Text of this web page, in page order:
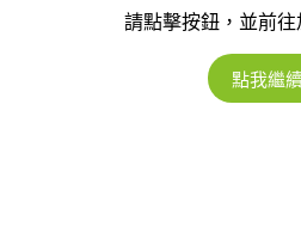
請點擊按鈕，並前
點我繼